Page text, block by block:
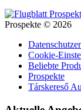
Prospekte © 2026
Cookie-
Beliebte
Prospekte
Társkereső